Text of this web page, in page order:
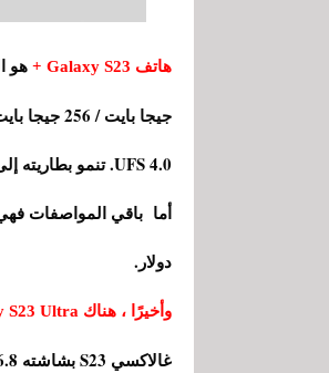
هاتف Galaxy S23 +
UFS 4.0. تنمو بطاريته إلى 4700 مللي أمبير في الساعة مع دعم شحن سريع للكابل 45 واط.
دولار.
وأخيرًا ، هناك Galaxy S23 Ultra